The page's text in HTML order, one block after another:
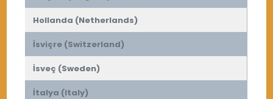
Hollanda (Netherlands)
İsviçre (Switzerland)
İsveç (Sweden)
İtalya (Italy)